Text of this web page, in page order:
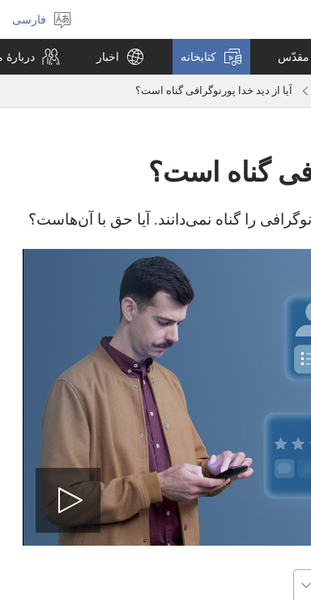
انتخاب
فارسی
مقدّس کتابخانه اخبار دربارهٔ
آیا از دید خدا پورنوگرافی گناه است؟‏
گناه است؟‏
را گناه نمی‌دانند.‏ آیا حق با آن‌هاست؟‏
پخش